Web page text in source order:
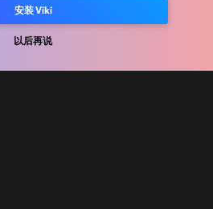
安装 Viki
以后再说